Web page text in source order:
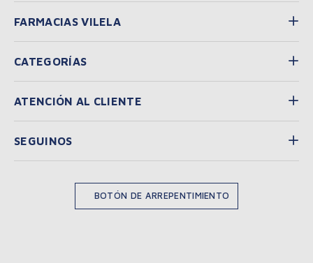
FARMACIAS VILELA
CATEGORÍAS
ATENCIÓN AL CLIENTE
SEGUINOS
BOTÓN DE ARREPENTIMIENTO